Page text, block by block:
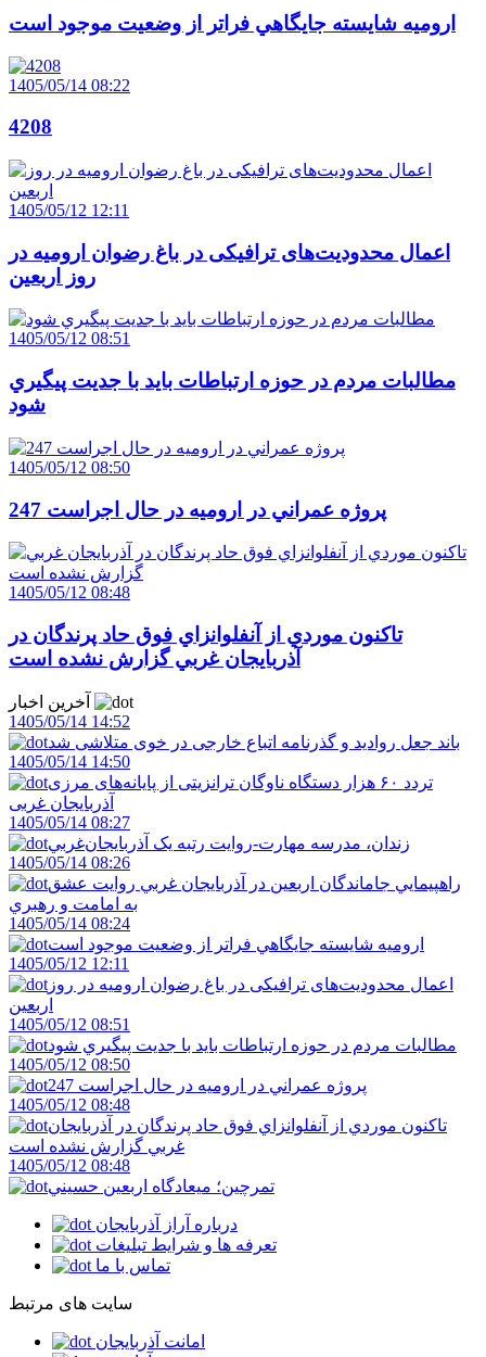
اروميه شايسته جايگاهي فراتر از وضعيت موجود است
1405/05/14 08:22
4208
1405/05/12 12:11
اعمال محدودیت‌های ترافیکی در باغ رضوان ارومیه در
روز اربعین
1405/05/12 08:51
مطالبات مردم در حوزه ارتباطات بايد با جديت پيگيري
شود
1405/05/12 08:50
247 پروژه عمراني در اروميه در حال اجراست
1405/05/12 08:48
تاکنون موردي از آنفلوانزاي فوق حاد پرندگان در
آذربايجان غربي گزارش نشده است
1405/05/14 14:52
باند جعل روادید و گذرنامه اتباع خارجی در خوی متلاشی شد
1405/05/14 14:50
تردد ۶۰ هزار دستگاه ناوگان ترانزیتی از پایانه‌های مرزی
آذربایجان ‌غربی
1405/05/14 08:27
زندان، مدرسه مهارت-روايت رتبه يک آذربايجان‌غربي
1405/05/14 08:26
راهپيمايي جاماندگان اربعين در آذربايجان غربي روايت عشق
به امامت و رهبري
1405/05/14 08:24
اروميه شايسته جايگاهي فراتر از وضعيت موجود است
1405/05/12 12:11
اعمال محدودیت‌های ترافیکی در باغ رضوان ارومیه در روز
اربعین
1405/05/12 08:51
مطالبات مردم در حوزه ارتباطات بايد با جديت پيگيري شود
1405/05/12 08:50
247 پروژه عمراني در اروميه در حال اجراست
1405/05/12 08:48
تاکنون موردي از آنفلوانزاي فوق حاد پرندگان در آذربايجان
غربي گزارش نشده است
1405/05/12 08:48
تمرچين؛ ميعادگاه اربعين حسيني
درباره آراز آذربایجان
تعرفه ها و شرایط تبلیغات
تماس با ما
سایت های مرتبط
امانت آذربایجان